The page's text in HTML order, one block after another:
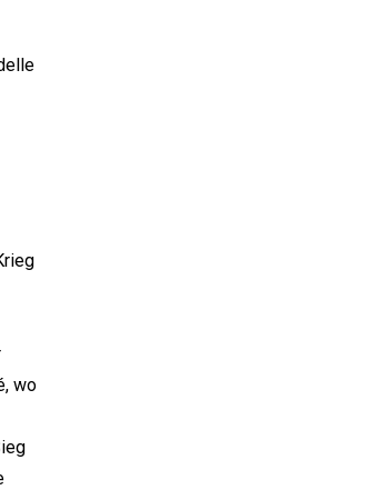
wo